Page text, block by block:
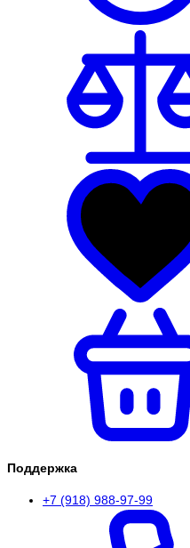
Поддержка
+7 (918) 988-97-99